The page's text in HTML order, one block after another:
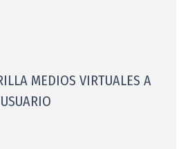
MEDIOS VIRTUALES A